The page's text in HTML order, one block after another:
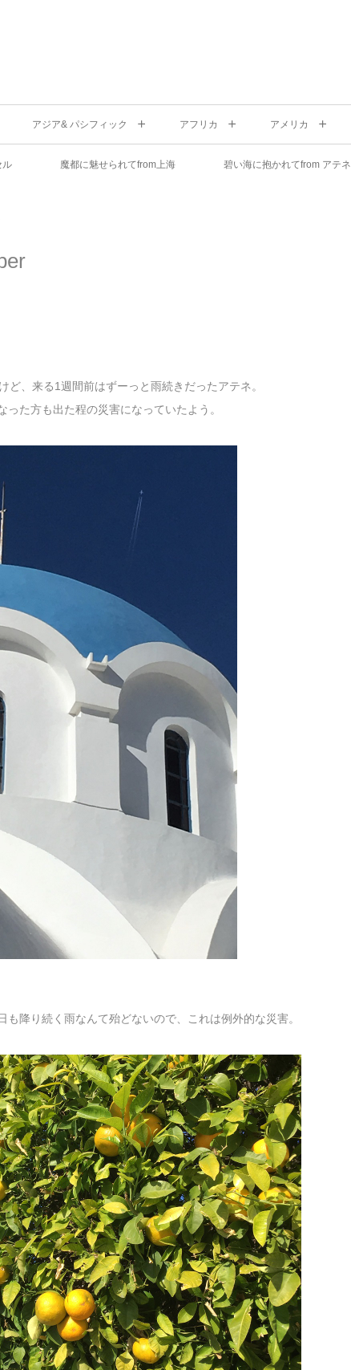
アジア& パシフィック アフリカ アメリカ
ル 魔都に魅せられてfrom上海 碧い海に抱かれてfrom アテネ
、来る1週間前はずーっと雨続きだったアテネ。
た方も出た程の災害になっていたよう。
降り続く雨なんて殆どないので、これは例外的な災害。